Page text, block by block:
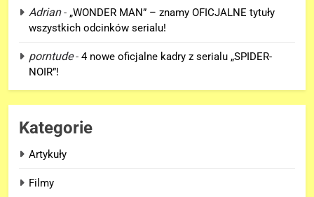
Adrian- „WONDER MAN” – znamy OFICJALNE tytuły
wszystkich odcinków serialu!
porntude- 4 nowe oficjalne kadry z serialu „SPIDER-
NOIR”!
Kategorie
Artykuły
Filmy
6
Tom Holland komentuje cameo
filmie „SPIDER-MAN: BRAND
FILMY